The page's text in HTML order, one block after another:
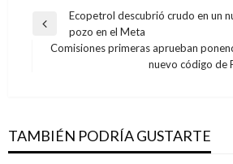
Navegación
Entrada
anterior
Ecopetrol descubrió crudo en un
pozo en el Meta
Comisiones primeras aprueban
nuevo código de
TAMBIÉN PODRÍA GUSTARTE